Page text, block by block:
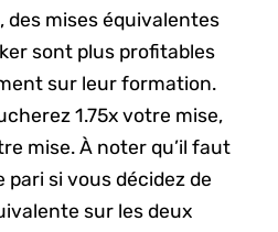
mises équivalentes
sont plus profitables
sur leur formation.
1.75x votre mise,
mise. À noter qu’il faut
si vous décidez de
sur les deux